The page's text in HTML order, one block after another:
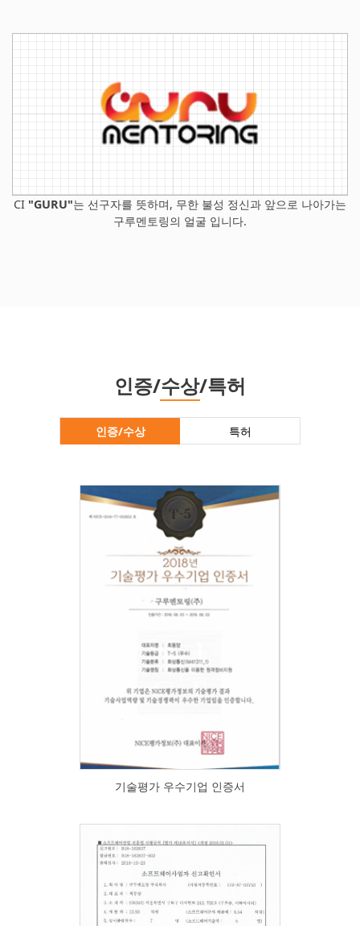
CI "GURU"는 선구자를 뜻하며, 무한 불성 정신과 앞으로 나아가는
구루멘토링의 얼굴 입니다.
인증/수상/특허
인증/수상 특허
기술평가 우수기업 인증서